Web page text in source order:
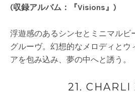
(収録アルバム：『Visions』)
浮遊感のあるシンセとミニマルビ
グルーヴ。幻想的なメロディとウ
アを包み込み、夢の中へと誘う。
21. CHARLI